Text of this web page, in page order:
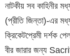
নাটকীয় সব কাহিনীর
(প্রীতি জিন্তা)-এর
ক্রিকেটপ্রেমী দর্শক
বীর জারার জন্য